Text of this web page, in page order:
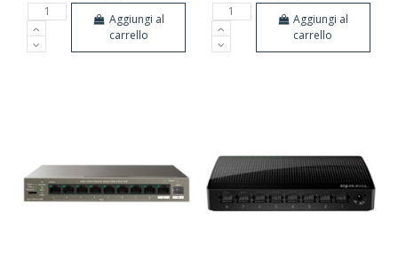
Aggiungi al
carrello
Aggiungi al
carrello